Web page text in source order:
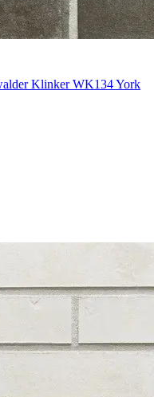
Klinker WK134 York